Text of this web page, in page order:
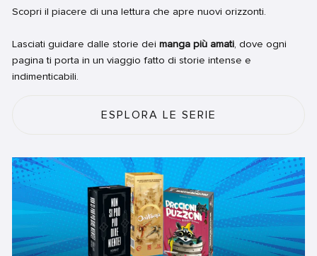
Scopri il piacere di una lettura che apre nuovi orizzonti.
Lasciati guidare dalle storie dei manga più amati , dove ogni
pagina ti porta in un viaggio fatto di storie intense e
indimenticabili.
ESPLORA LE SERIE